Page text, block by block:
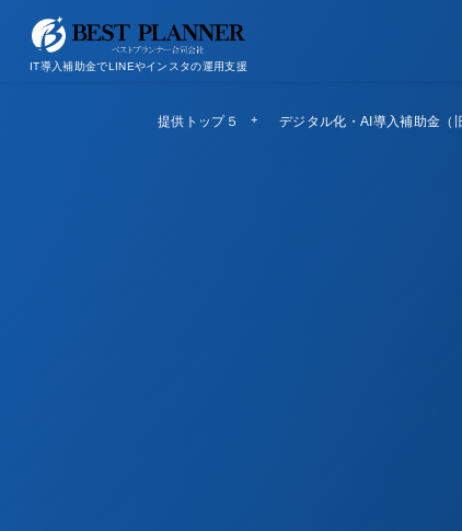
IT導入補助金でLINEやインスタの運用支援
提供トップ５
Top5 デジタル化・AI導入補助金（